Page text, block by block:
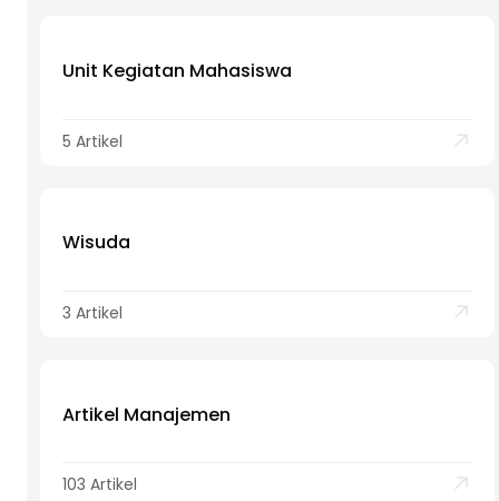
Unit Kegiatan Mahasiswa
5 Artikel
Wisuda
3 Artikel
Artikel Manajemen
103 Artikel